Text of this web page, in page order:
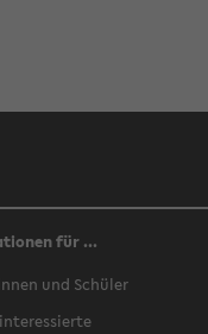
für ...
und Schüler